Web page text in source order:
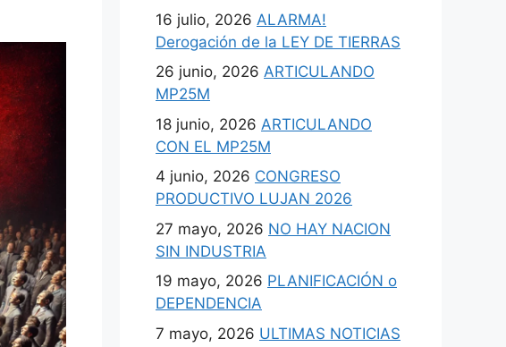
16 julio, 2026 ALARMA!
Derogación de la LEY DE TIERRAS
26 junio, 2026 ARTICULANDO
MP25M
18 junio, 2026 ARTICULANDO
CON EL MP25M
4 junio, 2026 CONGRESO
PRODUCTIVO LUJAN 2026
27 mayo, 2026 NO HAY NACION
SIN INDUSTRIA
19 mayo, 2026 PLANIFICACIÓN o
DEPENDENCIA
7 mayo, 2026 ULTIMAS NOTICIAS